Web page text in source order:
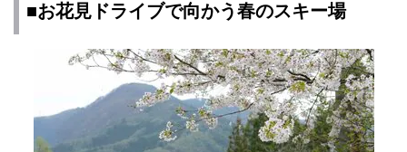
■お花見 ドライブで向かう春のスキー場